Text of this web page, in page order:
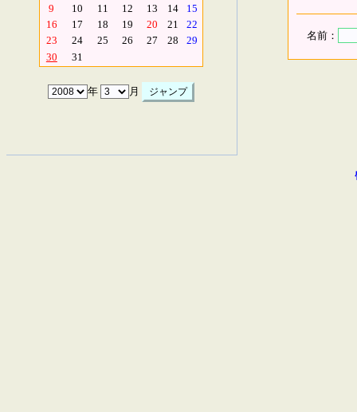
9
10 11 12 13 14
15
16
17 18 19 20 21
22
23
24 25 26 27 28
29
30
31
年 月
名前：